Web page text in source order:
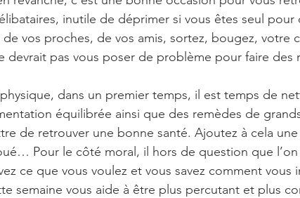
inutile de déprimer si vous êtes seul
de vos proches, de vos amis, sortez, bougez, votre
devrait pas vous poser de problème pour faire
dans un premier temps, il est temps de
équilibrée ainsi que des remèdes de
de retrouver une bonne santé. Ajoutez à cela
Pour le côté moral, il hors de question que
ce que vous voulez et vous savez comment
semaine vous aide à être plus percutant et plus